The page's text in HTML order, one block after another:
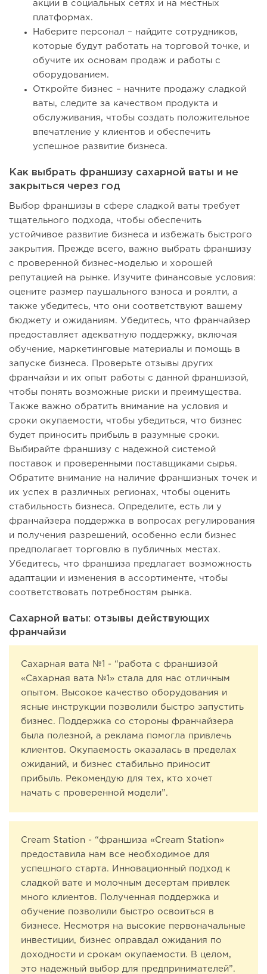
акции в социальных сетях и на местных
платформах.
Наберите персонал – найдите сотрудников,
которые будут работать на торговой точке, и
обучите их основам продаж и работы с
оборудованием.
Откройте бизнес – начните продажу сладкой
ваты, следите за качеством продукта и
обслуживания, чтобы создать положительное
впечатление у клиентов и обеспечить
успешное развитие бизнеса.
Как выбрать франшизу сахарной ваты и не
закрыться через год
Выбор франшизы в сфере сладкой ваты требует
тщательного подхода, чтобы обеспечить
устойчивое развитие бизнеса и избежать быстрого
закрытия. Прежде всего, важно выбрать франшизу
с проверенной бизнес-моделью и хорошей
репутацией на рынке. Изучите финансовые условия:
оцените размер паушального взноса и роялти, а
также убедитесь, что они соответствуют вашему
бюджету и ожиданиям. Убедитесь, что франчайзер
предоставляет адекватную поддержку, включая
обучение, маркетинговые материалы и помощь в
запуске бизнеса. Проверьте отзывы других
франчайзи и их опыт работы с данной франшизой,
чтобы понять возможные риски и преимущества.
Также важно обратить внимание на условия и
сроки окупаемости, чтобы убедиться, что бизнес
будет приносить прибыль в разумные сроки.
Выбирайте франшизу с надежной системой
поставок и проверенными поставщиками сырья.
Обратите внимание на наличие франшизных точек и
их успех в различных регионах, чтобы оценить
стабильность бизнеса. Определите, есть ли у
франчайзера поддержка в вопросах регулирования
и получения разрешений, особенно если бизнес
предполагает торговлю в публичных местах.
Убедитесь, что франшиза предлагает возможность
адаптации и изменения в ассортименте, чтобы
соответствовать потребностям рынка.
Сахарной ваты: отзывы действующих
франчайзи
Сахарная вата №1 - “работа с франшизой
«Сахарная вата №1» стала для нас отличным
опытом. Высокое качество оборудования и
ясные инструкции позволили быстро запустить
бизнес. Поддержка со стороны франчайзера
была полезной, а реклама помогла привлечь
клиентов. Окупаемость оказалась в пределах
ожиданий, и бизнес стабильно приносит
прибыль. Рекомендую для тех, кто хочет
начать с проверенной модели”.
Cream Station - “франшиза «Cream Station»
предоставила нам все необходимое для
успешного старта. Инновационный подход к
сладкой вате и молочным десертам привлек
много клиентов. Полученная поддержка и
обучение позволили быстро освоиться в
бизнесе. Несмотря на высокие первоначальные
инвестиции, бизнес оправдал ожидания по
доходности и срокам окупаемости. В целом,
это надежный выбор для предпринимателей”.